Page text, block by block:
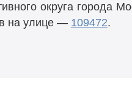
округа города
на улице — 109472.